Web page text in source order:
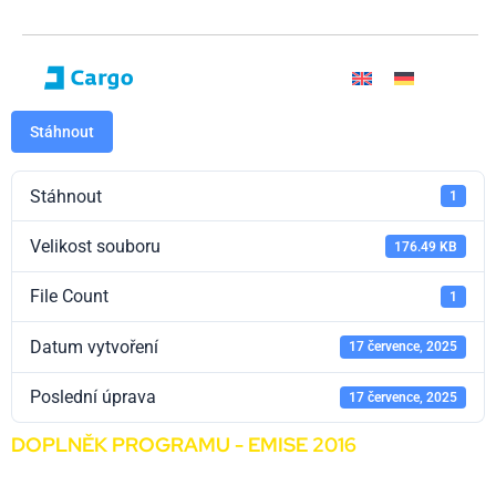
Stáhnout
Stáhnout 1
Velikost souboru 176.49 KB
File Count 1
Datum vytvoření 17 července, 2025
Poslední úprava 17 července, 2025
DOPLNĚK PROGRAMU - EMISE 2016